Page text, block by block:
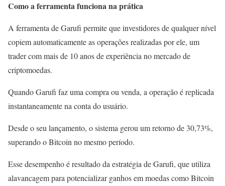
Como a ferramenta funciona na prática
A ferramenta de Garufi permite que investidores de qualquer nível
copiem automaticamente as operações realizadas por ele, um
trader com mais de 10 anos de experiência no mercado de
criptomoedas.
Quando Garufi faz uma compra ou venda, a operação é replicada
instantaneamente na conta do usuário.
Desde o seu lançamento, o sistema gerou um retorno de 30,73%,
superando o Bitcoin no mesmo período.
Esse desempenho é resultado da estratégia de Garufi, que utiliza
alavancagem para potencializar ganhos em moedas como Bitcoin